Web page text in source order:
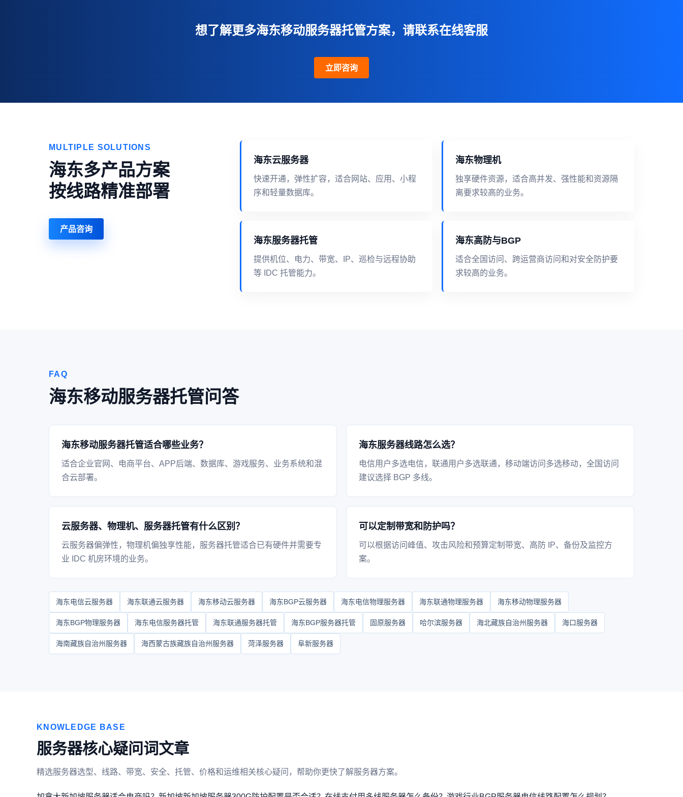
想了解更多海东移动服务器托管方案，请联系在线客服
立即咨询
MULTIPLE SOLUTIONS
海东多产品方案
按线路精准部署
产品咨询
海东云服务器
快速开通，弹性扩容，适合网站、应用、小程
序和轻量数据库。
海东物理机
独享硬件资源，适合高并发、强性能和资源隔
离要求较高的业务。
海东服务器托管
提供机位、电力、带宽、IP、巡检与远程协助
等 IDC 托管能力。
海东高防与BGP
适合全国访问、跨运营商访问和对安全防护要
求较高的业务。
FAQ
海东移动服务器托管问答
海东移动服务器托管适合哪些业务？
适合企业官网、电商平台、APP后端、数据库、游戏服务、业务系统和混
合云部署。
海东服务器线路怎么选？
电信用户多选电信，联通用户多选联通，移动端访问多选移动，全国访问
建议选择 BGP 多线。
云服务器、物理机、服务器托管有什么区别？
云服务器偏弹性，物理机偏独享性能，服务器托管适合已有硬件并需要专
业 IDC 机房环境的业务。
可以定制带宽和防护吗？
可以根据访问峰值、攻击风险和预算定制带宽、高防 IP、备份及监控方
案。
海东电信云服务器 海东联通云服务器 海东移动云服务器 海东BGP云服务器 海东电信物理服务器 海东联通物理服务器 海东移动物理服务器
海东BGP物理服务器 海东电信服务器托管 海东联通服务器托管 海东BGP服务器托管 固原服务器 哈尔滨服务器 海北藏族自治州服务器 海口服务器
海南藏族自治州服务器 海西蒙古族藏族自治州服务器 菏泽服务器 阜新服务器
KNOWLEDGE BASE
服务器核心疑问词文章
精选服务器选型、线路、带宽、安全、托管、价格和运维相关核心疑问，帮助你更快了解服务器方案。